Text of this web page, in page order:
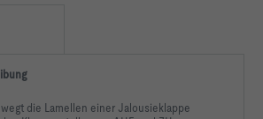
die Lamellen einer Jalousieklappe